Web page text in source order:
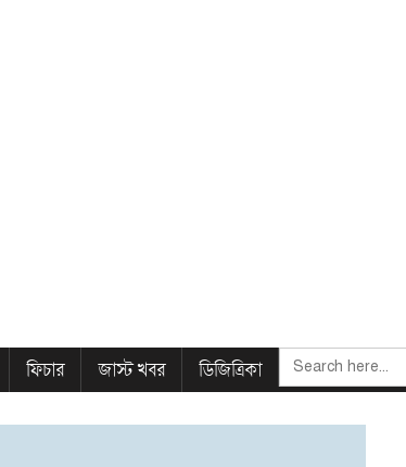
ফিচার জাস্ট খবর ডিজিত্রিকা
SEARCH
FOR: